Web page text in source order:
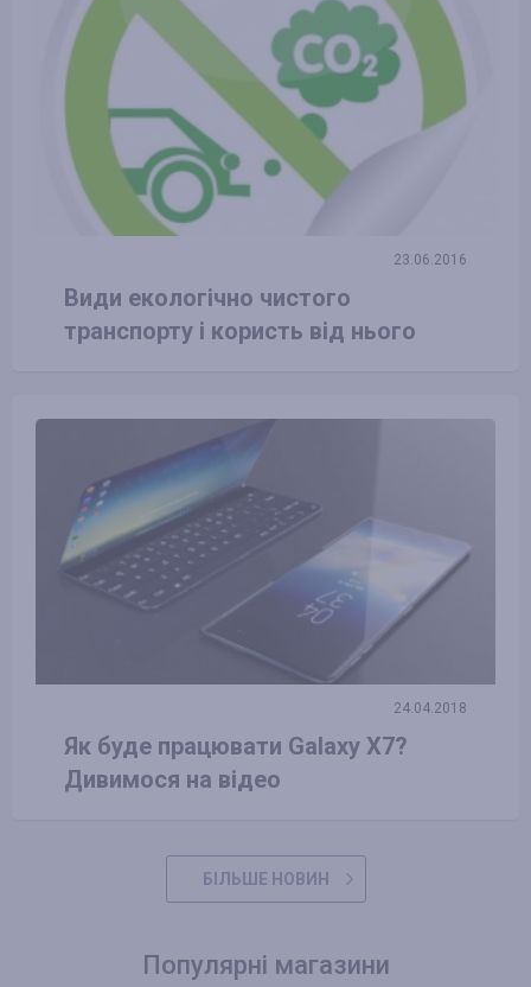
23.06.2016
Види екологічно чистого
транспорту і користь від нього
24.04.2018
Як буде працювати Galaxy X7?
Дивимося на відео
БІЛЬШЕ НОВИН
Популярні магазини